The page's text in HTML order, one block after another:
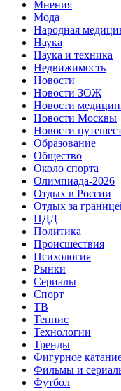
Мнения
Мода
Народная
Наука
Наука и техника
Недвижимость
Новости
Новости ЗОЖ
Новости
Новости Москвы
Новости
Образование
Общество
Около спорта
Олимпиада-2026
Отдых в России
Отдых за
ПДД
Политика
Происшествия
Психология
Рынки
Сериалы
Спорт
ТВ
Теннис
Технологии
Тренды
Фигурное
Фильмы и
Футбол